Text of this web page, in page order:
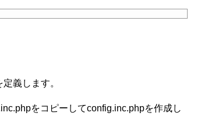
義します。
をコピーしてconfig.inc.phpを作成し